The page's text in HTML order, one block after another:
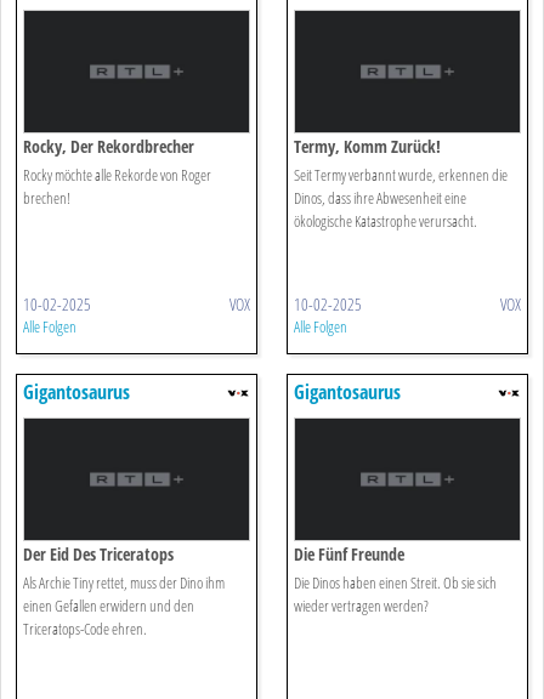
Rocky, Der Rekordbrecher
Rocky möchte alle Rekorde von Roger
brechen!
10-02-2025 VOX
Alle Folgen
Termy, Komm Zurück!
Seit Termy verbannt wurde, erkennen die
Dinos, dass ihre Abwesenheit eine
ökologische Katastrophe verursacht.
10-02-2025 VOX
Alle Folgen
Gigantosaurus
Der Eid Des Triceratops
Als Archie Tiny rettet, muss der Dino ihm
einen Gefallen erwidern und den
Triceratops-Code ehren.
Gigantosaurus
Die Fünf Freunde
Die Dinos haben einen Streit. Ob sie sich
wieder vertragen werden?